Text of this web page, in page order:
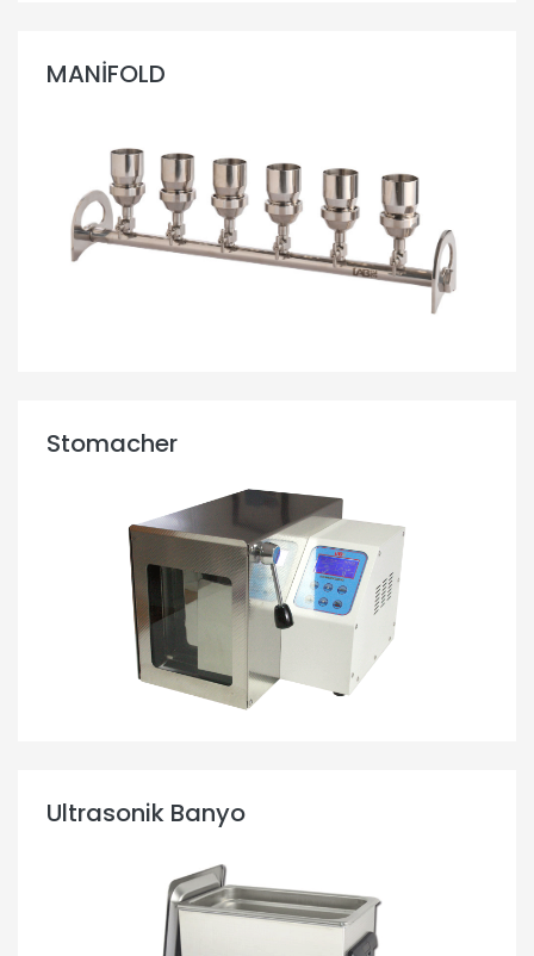
MANİFOLD
Stomacher
Ultrasonik Banyo